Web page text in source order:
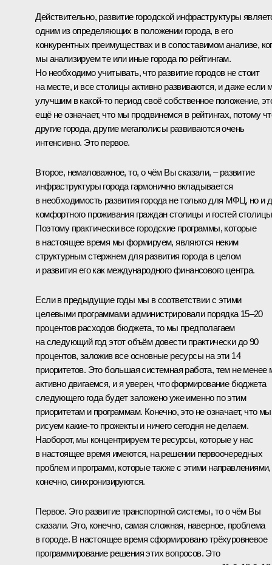
Действительно, развитие городской инфраструктуры
одним из определяющих в положении города, в его
конкурентных преимуществах и в сопоставимом анализе,
мы анализируем те или иные города по рейтингам.
Но необходимо учитывать, что развитие городов не стоит
на месте, и все столицы активно развиваются, и даже если
улучшим в какой‑то период своё собственное положение,
ещё не означает, что мы продвинемся в рейтингах, потому
другие города, другие мегаполисы развиваются очень
интенсивно. Это первое.
Второе, немаловажное, то, о чём Вы сказали, – развитие
инфраструктуры города гармонично вкладывается
в необходимость развития города не только для МФЦ, но и
комфортного проживания граждан столицы и гостей
Поэтому практически все городские программы, которые
в настоящее время мы формируем, являются неким
структурным стержнем для развития города в целом
и развития его как международного финансового центра.
Если в предыдущие годы мы в соответствии с этими
целевыми программами администрировали порядка 15–20
процентов расходов бюджета, то мы предполагаем
на следующий год этот объём довести практически до 90
процентов, заложив все основные ресурсы на эти 14
приоритетов. Это большая системная работа, тем не менее
активно двигаемся, и я уверен, что формирование бюджета
следующего года будет заложено уже именно по этим
приоритетам и программам. Конечно, это не означает, что мы
рисуем какие‑то прожекты и ничего сегодня не делаем.
Наоборот, мы концентрируем те ресурсы, которые у нас
в настоящее время имеются, на решении первоочередных
проблем и программ, которые также с этими направлениями,
конечно, синхронизируются.
Первое. Это развитие транспортной системы, то о чём Вы
сказали. Это, конечно, самая сложная, наверное, проблема
в городе. В настоящее время сформировано трёхуровневое
программирование решения этих вопросов. Это